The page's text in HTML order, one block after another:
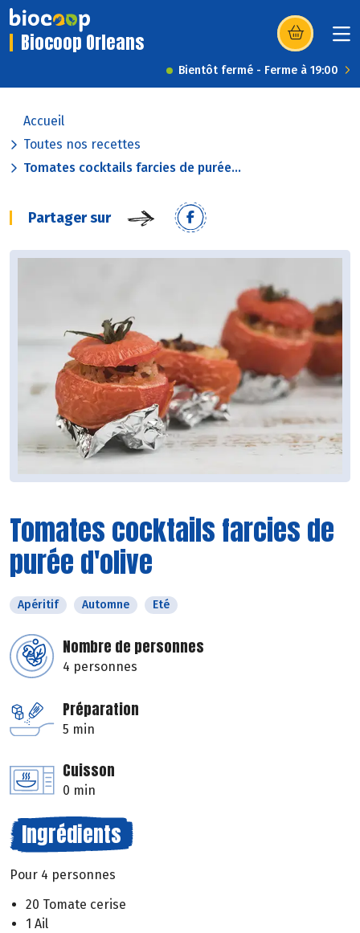
Biocoop Orleans (s’ouvre dans
Bientôt fermé - Ferme à 19:00
Accueil
Toutes nos recettes
Tomates cocktails farcies de purée...
Partager sur
Tomates cocktails farcies de
purée d'olive
Apéritif Automne Eté
Nombre de personnes
4 personnes
Préparation
5 min
Cuisson
0 min
Ingrédients
Pour 4 personnes
20 Tomate cerise
1 Ail